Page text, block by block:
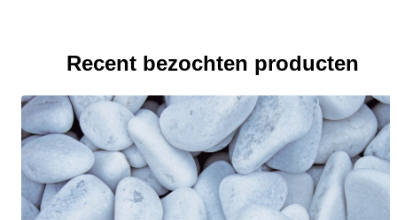
Recent bezochten producten